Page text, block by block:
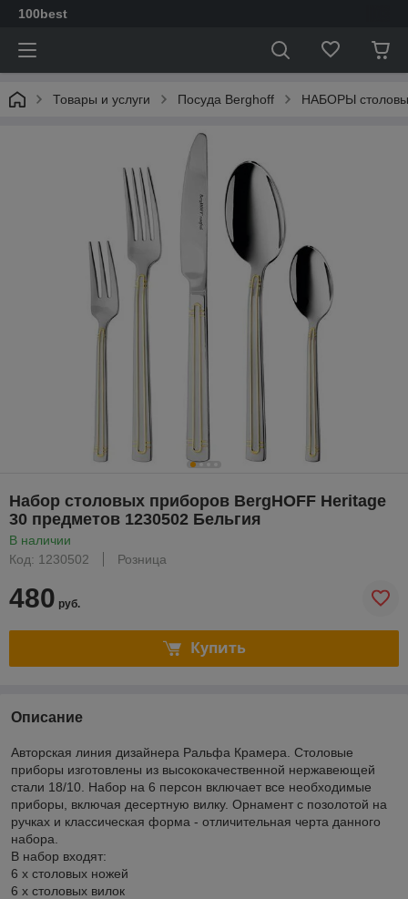
100best
Товары и услуги Посуда Berghoff НАБОРЫ
Набор столовых приборов BergHOFF Heritage
30 предметов 1230502 Бельгия
В наличии
Код: 1230502
Розница
480 руб.
Купить
Описание
Авторская линия дизайнера Ральфа Крамера. Столовые
приборы изготовлены из высококачественной нержавеющей
стали 18/10. Набор на 6 персон включает все необходимые
приборы, включая десертную вилку. Орнамент с позолотой на
ручках и классическая форма - отличительная черта данного
набора.
В набор входят:
6 х cтoлoвых ножей
6 х столовых вилок